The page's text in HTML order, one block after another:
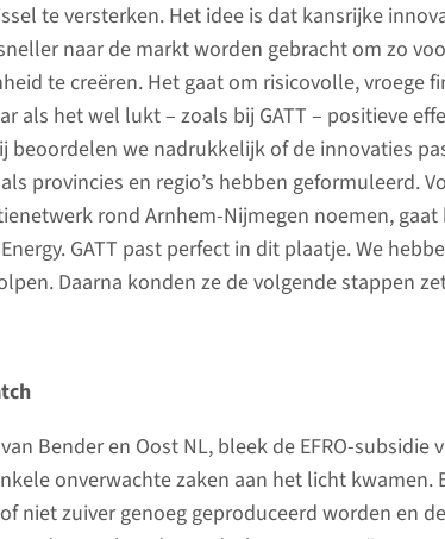
te versterken. Het idee is dat kansrijke
naar de markt worden gebracht om zo
te creëren. Het gaat om risicovolle, vroege
als het wel lukt – zoals bij GATT – positieve
beoordelen we nadrukkelijk of de innovaties
provincies en regio’s hebben geformuleerd.
rond Arnhem-Nijmegen noemen,
GATT past perfect in dit plaatje. We
Daarna konden ze de volgende stappen
Bender en Oost NL, bleek de EFRO-subsidie
onverwachte zaken aan het licht kwamen.
niet zuiver genoeg geproduceerd worden en